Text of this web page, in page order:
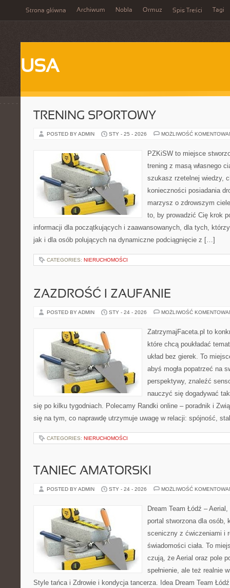
Strona główna Archiwum Nobla Ormuz Spis Treści Tagi
USA
TRENING SPORTOWY
POSTED BY ADMIN STY - 25 - 2026 MOŻLIWOŚĆ
PZKiSW to miejsce
trening z masą własnego
szukasz rzetelnej wiedzy,
konieczności posiadania
marzysz o zdrowszym
to, by prowadzić Cię krok
informacji dla początkujących i zaawansowanych, dla tych,
jak i dla osób polujących na dynamiczne podciągnięcie z […]
CATEGORIES: NIERUCHOMOŚCI
ZAZDROŚĆ I ZAUFANIE
POSTED BY ADMIN STY - 24 - 2026 MOŻLIWOŚĆ
ZatrzymajFaceta.pl to
które chcą poukładać
układ bez gierek. To
abyś mogła popatrzeć na
perspektywy, znaleźć
nauczyć się dogadywać
się po kilku tygodniach. Polecamy Randki online – poradnik i
się na tym, co naprawdę utrzymuje uwagę w relacji: spójność,
CATEGORIES: NIERUCHOMOŚCI
TANIEC AMATORSKI
POSTED BY ADMIN STY - 24 - 2026 MOŻLIWOŚĆ
Dream Team Łódź –
portal stworzona dla osób,
sceniczny z ćwiczeniami i
świadomości ciała. To
czują, że Aerial oraz pole
spełnienie, ale też realnie
Style tańca i Zdrowie i kondycja tancerza. Idea Dream Team